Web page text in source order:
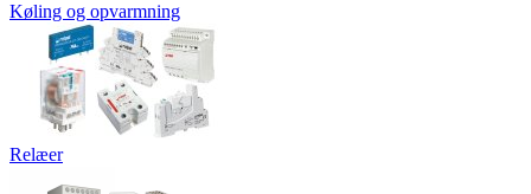
Køling og opvarmning
Relæer